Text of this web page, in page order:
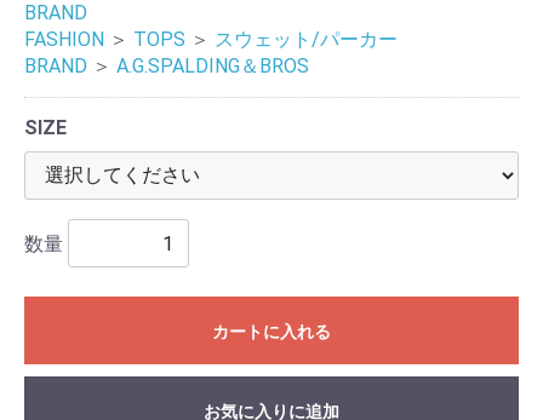
BRAND
FASHION ＞ TOPS ＞ スウェット/パーカー
BRAND ＞ A.G.SPALDING＆BROS
SIZE
数量
カートに入れる
お気に入りに追加